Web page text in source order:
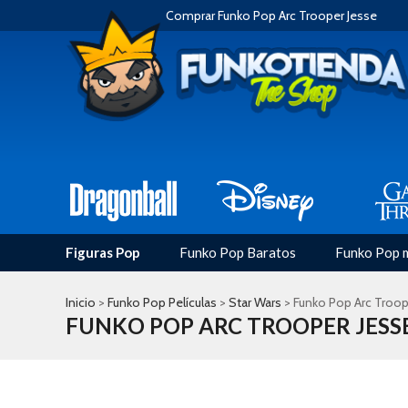
Comprar Funko Pop Arc Trooper Jesse
Figuras Pop Funko Pop Baratos Funko Pop
Inicio > Funko Pop Películas > Star Wars > Funko Pop Arc
FUNKO POP ARC TROOPER